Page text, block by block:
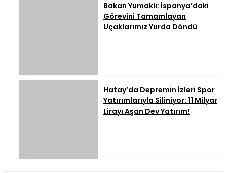
Bakan Yumaklı: İspanya’daki
Görevini Tamamlayan
Uçaklarımız Yurda Döndü
Hatay’da Depremin İzleri Spor
Yatırımlarıyla Siliniyor: 11 Milyar
Lirayı Aşan Dev Yatırım!